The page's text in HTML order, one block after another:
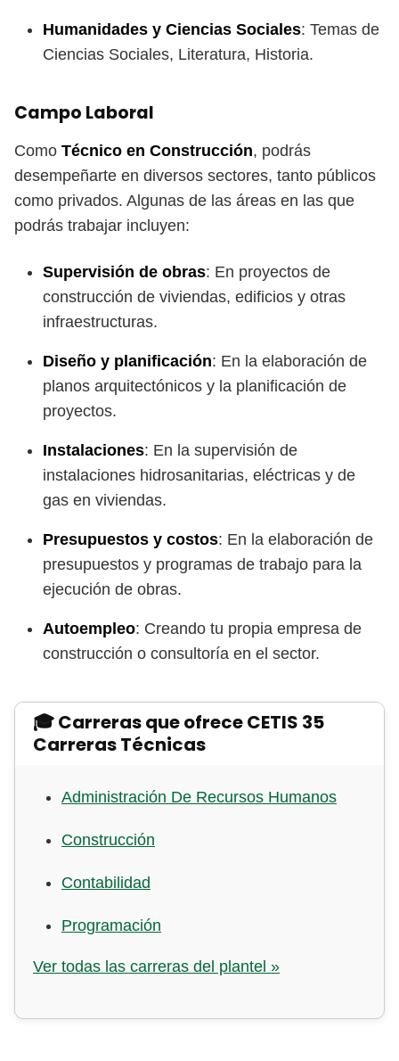
Humanidades y Ciencias Sociales: Temas de
Ciencias Sociales, Literatura, Historia.
Campo Laboral
Como Técnico en Construcción, podrás
desempeñarte en diversos sectores, tanto públicos
como privados. Algunas de las áreas en las que
podrás trabajar incluyen:
Supervisión de obras: En proyectos de
construcción de viviendas, edificios y otras
infraestructuras.
Diseño y planificación: En la elaboración de
planos arquitectónicos y la planificación de
proyectos.
Instalaciones: En la supervisión de
instalaciones hidrosanitarias, eléctricas y de
gas en viviendas.
Presupuestos y costos: En la elaboración de
presupuestos y programas de trabajo para la
ejecución de obras.
Autoempleo: Creando tu propia empresa de
construcción o consultoría en el sector.
🎓 Carreras que ofrece CETIS 35
Carreras Técnicas
Administración De Recursos Humanos
Construcción
Contabilidad
Programación
Ver todas las carreras del plantel »